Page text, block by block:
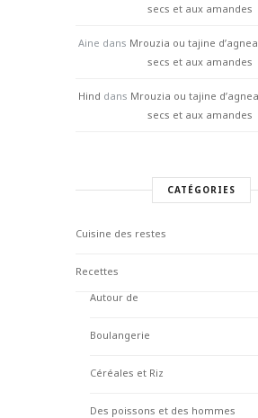
secs et aux amandes
Aine dans Mrouzia ou tajine
secs et aux amandes
Hind dans Mrouzia ou tajine
secs et aux amandes
CATÉGORIES
Cuisine des restes
Recettes
Autour de
Boulangerie
Céréales et Riz
Des poissons et des hommes